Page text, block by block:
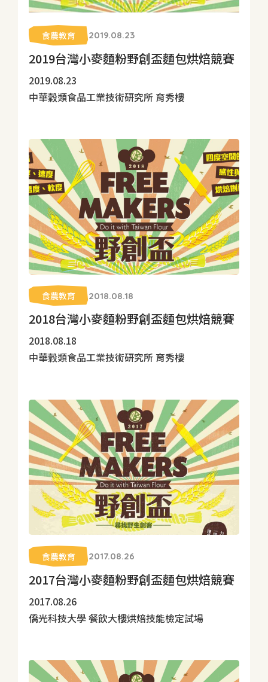
食農教育 2019.08.23
2019台灣小麥麵粉野創盃麵包烘焙競賽
2019.08.23
中華穀類食品工業技術研究所 育秀樓
食農教育 2018.08.18
2018台灣小麥麵粉野創盃麵包烘焙競賽
2018.08.18
中華穀類食品工業技術研究所 育秀樓
食農教育 2017.08.26
2017台灣小麥麵粉野創盃麵包烘焙競賽
2017.08.26
僑光科技大學 餐飲大樓烘焙技能檢定試場